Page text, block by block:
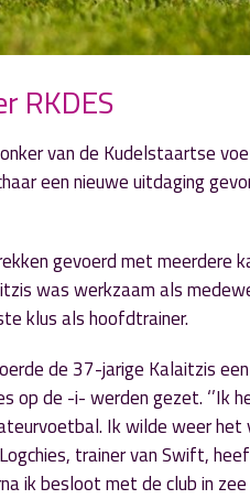
RKDES
van de Kudelstaartse
een nieuwe uitdaging
gevoerd met meerdere
was werkzaam als
klus als hoofdtrainer.
de 37-jarige Kalaitzis
op de -i- werden gezet. ‘’Ik
Ik wilde weer het
trainer van Swift,
ik besloot met de club in zee